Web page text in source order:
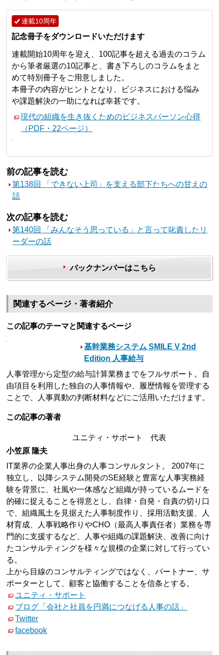
連載10周年
記念冊子をダウンロードいただけます
連載開始10周年を迎え、100記事を超える過去のコラム
から筆者厳選の10記事と、書き下ろしのコラムをまと
めて特別冊子をご用意しました。
本冊子の内容がヒントとなり、ビジネスにおける悩み
や課題解決の一助になれば幸甚です。
現代の組織を生き抜くためのビジネスパーソン心得
（PDF・22ページ）
前の記事を読む
第138回 「できない上司」を支える部下たちへの甘えの
話
次の記事を読む
第140回 「みんなそう思っている」と言って叱責したリ
ーダーの話
バックナンバーはこちら
関連するページ・著者紹介
この記事のテーマと関連するページ
基幹業務システム SMILE V 2nd
Edition 人事給与
人事管理から定型の給与計算業務までをフルサポート。自
由項目を利用した独自の人事情報や、履歴情報を管理する
ことで、人事異動の判断材料などにご活用いただけます。
この記事の著者
ユニティ・サポート 代表
小笠原 隆夫
IT業界の企業人事出身の人事コンサルタント。 2007年に
独立し、以降システム開発のSE経験と豊富な人事実務経
験を背景に、社風や一体感など組織が持っているムードを
的確に捉えることを得意とし、自律・自発・自責の切り口
で、組織風土を見据えた人事制度作り、採用活動支援、人
材育成、人事戦略作りやCHO（最高人事責任者）業務を専
門的に支援するなど、人事や組織の課題解決、改善に向け
たコンサルティングを様々な規模の企業に対して行ってい
る。
上から目線のコンサルティングではなく、パートナー、サ
ポーターとして、顧客と協働することを信条とする。
ユニティ・サポート
ブログ「会社と社員を円満につなげる人事の話」
Twitter
facebook